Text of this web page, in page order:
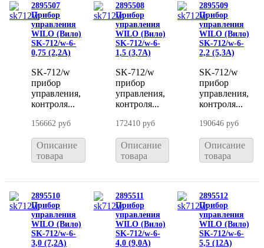
2895507
Прибор
управления
WILO (Вило)
SK-712/w-6-
0,75 (2,2A)
SK-712/w
прибор
управления,
контроля...
156662 руб
Описание
товара
2895508
Прибор
управления
WILO (Вило)
SK-712/w-6-
1,5 (3,7A)
SK-712/w
прибор
управления,
контроля...
172410 руб
Описание
товара
2895509
Прибор
управления
WILO (Вило)
SK-712/w-6-
2,2 (5,3A)
SK-712/w
прибор
управления,
контроля...
190646 руб
Описание
товара
2895510
Прибор
управления
WILO (Вило)
SK-712/w-6-
3,0 (7,2A)
2895511
Прибор
управления
WILO (Вило)
SK-712/w-6-
4,0 (9,0A)
2895512
Прибор
управления
WILO (Вило)
SK-712/w-6-
5,5 (12A)